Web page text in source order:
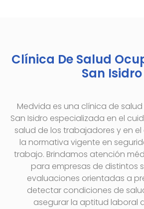
Clínica De Salud
San Isidro
Medvida es una clínica de
San Isidro especializada en el
salud de los trabajadores y en
la normativa vigente en
trabajo. Brindamos atención
para empresas de distintos
evaluaciones orientadas a
detectar condiciones de
asegurar la aptitud laboral